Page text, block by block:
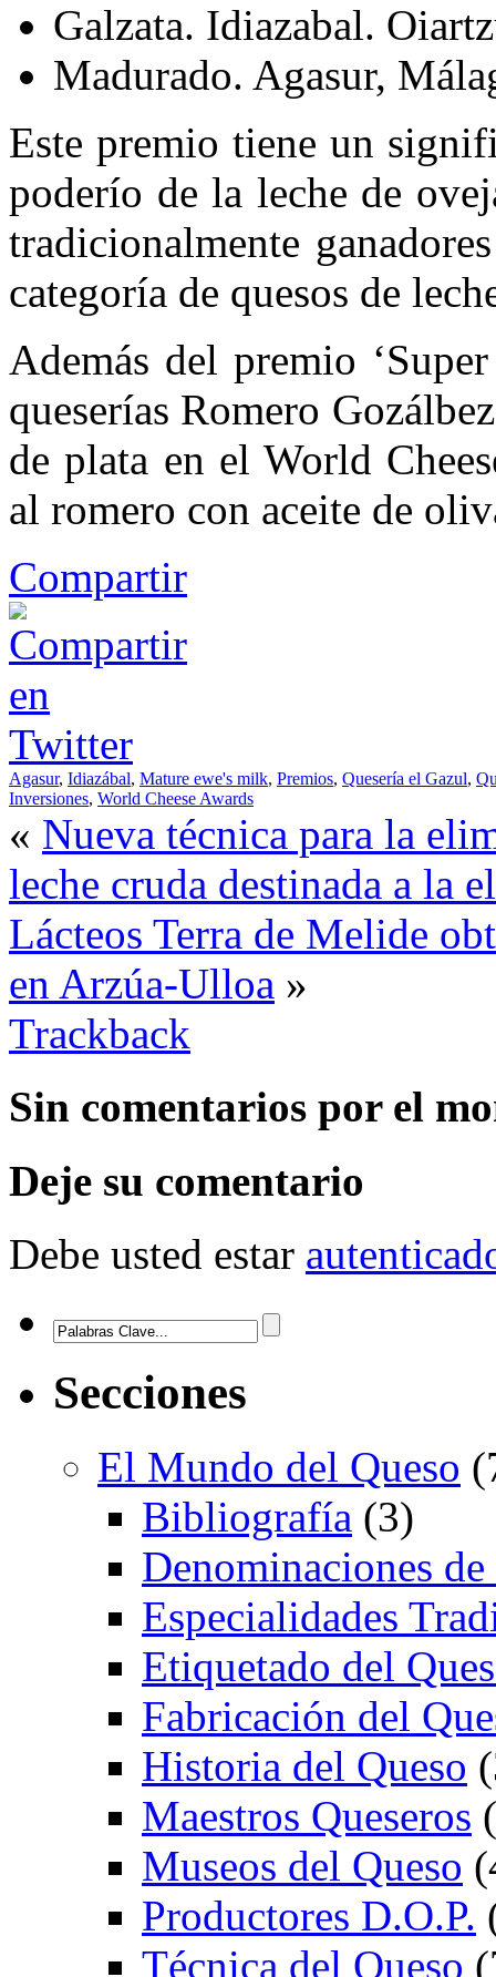
Galzata. Idiazabal.
Madurado. Agasur,
Este premio tiene un
poderío de la leche de
tradicionalmente
categoría de quesos de
Además del premio
queserías Romero
de plata en el World
al romero con aceite de
Compartir
Agasur, Idiazábal, Mature ewe's milk, Premios, Quesería el Gazul,
Inversiones, World Cheese Awards
« Nueva técnica para la
leche cruda destinada a la
Lácteos Terra de Melide
en Arzúa-Ulloa »
Trackback
Sin comentarios por el
Deje su comentario
Debe usted estar
Secciones
El Mundo del Queso
Bibliografía (3)
Denominaciones
Especialidades
Etiquetado del
Fabricación del
Historia del Queso
Maestros Queseros
Museos del Queso
Productores D.O.P.
Técnica del Queso